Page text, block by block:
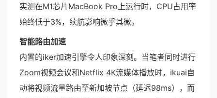
实测在M1芯片MacBook Pro上运行时，CPU占用率
始终低于3%，续航影响微乎其微。
智能路由加速
内置的iker加速引擎令人印象深刻。当笔者同时进行
Zoom视频会议和Netflix 4K流媒体播放时，ikuai自
动将视频流量路由至新加坡节点（延迟98ms），而